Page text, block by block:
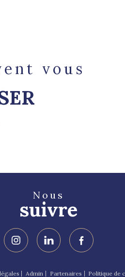
vous
Nous
suivre
Admin Partenaires Politique de